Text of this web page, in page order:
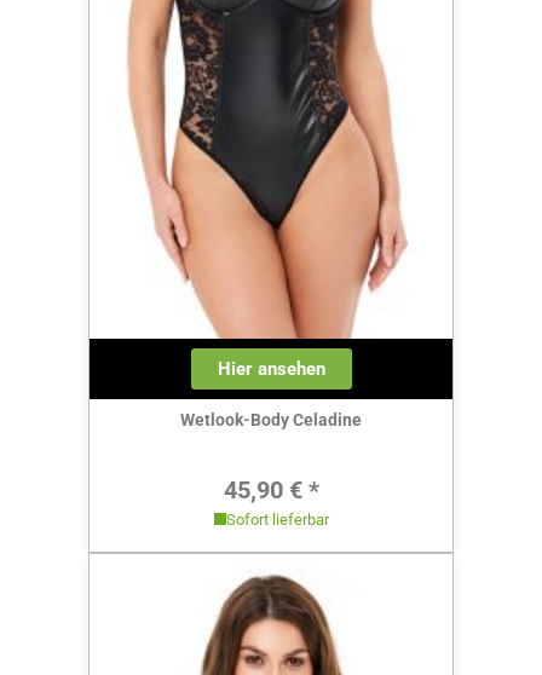
Hier ansehen
Wetlook-Body Celadine
Regulärer Preis:
45,90 € *
Sofort lieferbar